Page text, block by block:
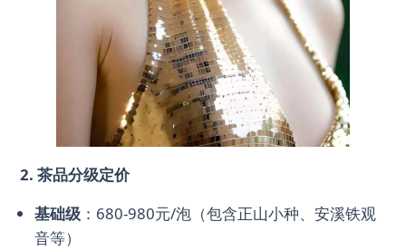
2. 茶品分级定价
基础级 ：680-980元/泡（包含正山小种、安溪铁观
音等）